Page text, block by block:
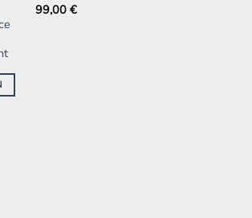
99,00 €